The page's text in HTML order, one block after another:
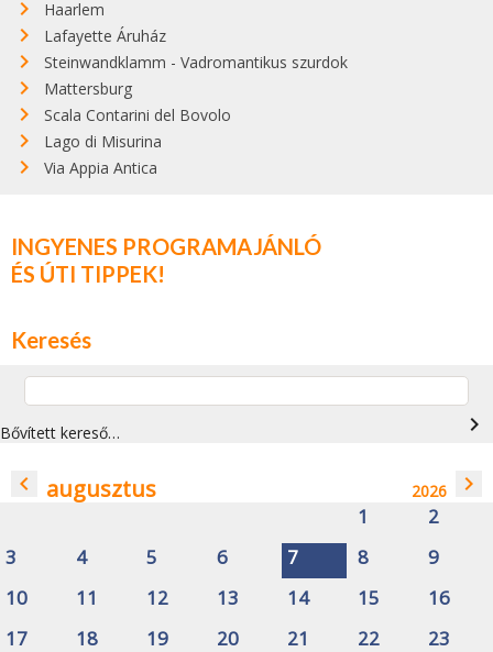
Haarlem
Lafayette Áruház
Steinwandklamm - Vadromantikus szurdok
Mattersburg
Scala Contarini del Bovolo
Lago di Misurina
Via Appia Antica
INGYENES PROGRAMAJÁNLÓ
ÉS ÚTI TIPPEK!
Keresés
Bővített kereső… navigate_next
navigate_before augusztus 2026 navigate_next
1
2
3
4 5 6 7 8
9
10
11 12 13 14 15
16
17
18 19 20 21 22
23